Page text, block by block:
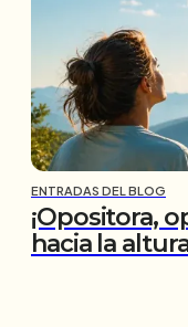
ENTRADAS DEL BLOG
¡Opositora,
hacia la